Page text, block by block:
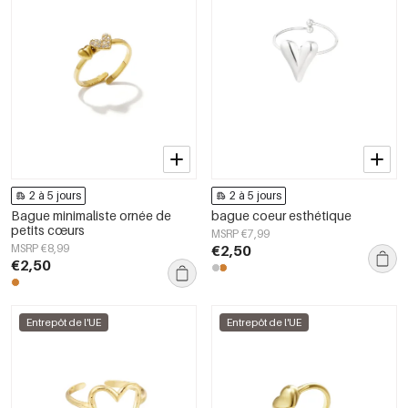
2 à 5 jours
Bague minimaliste ornée de
petits cœurs
MSRP €8,99
€2,50
2 à 5 jours
bague coeur esthétique
MSRP €7,99
€2,50
Entrepôt de l'UE Entrepôt de l'UE